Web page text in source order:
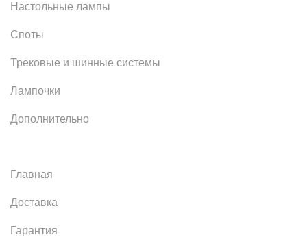
Настольные лампы
Споты
Трековые и шинные системы
Лампочки
Дополнительно
Главная
Доставка
Гарантия